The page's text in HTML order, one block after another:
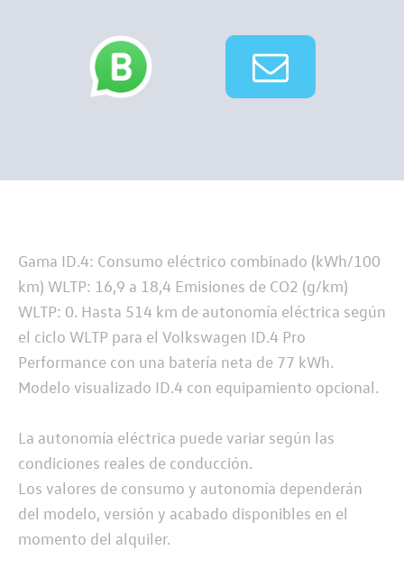
Gama ID.4: Consumo eléctrico combinado (kWh/100
km) WLTP: 16,9 a 18,4 Emisiones de CO2 (g/km)
WLTP: 0. Hasta 514 km de autonomía eléctrica según
el ciclo WLTP para el Volkswagen ID.4 Pro
Performance con una batería neta de 77 kWh.
Modelo visualizado ID.4 con equipamiento opcional.
La autonomía eléctrica puede variar según las
condiciones reales de conducción.
Los valores de consumo y autonomía dependerán
del modelo, versión y acabado disponibles en el
momento del alquiler.